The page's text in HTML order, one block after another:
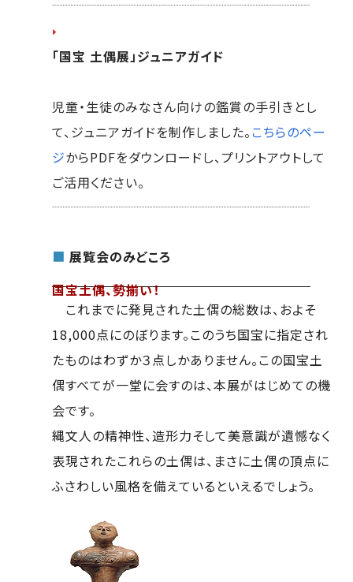
「国宝 土偶展」ジュニアガイド
児童・生徒のみなさん向けの鑑賞の手引きとし
て、ジュニアガイドを制作しました。 こちらのペー
ジからPDFをダウンロードし、プリントアウトして
ご活用ください。
■ 展覧会のみどころ
国宝土偶、勢揃い！
これまでに発見された土偶の総数は、およそ
18,000点にのぼります。このうち国宝に指定され
たものはわずか３点しかありません。この国宝土
偶すべてが一堂に会すのは、本展がはじめての機
会です。
縄文人の精神性、造形力そして美意識が遺憾なく
表現されたこれらの土偶は、まさに土偶の頂点に
ふさわしい風格を備えているといえるでしょう。